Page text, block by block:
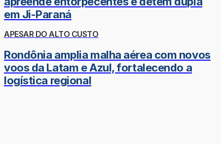
em Ji-Paraná
APESAR DO ALTO CUSTO
Rondônia amplia malha aérea com novos
voos da Latam e Azul, fortalecendo a
logística regional